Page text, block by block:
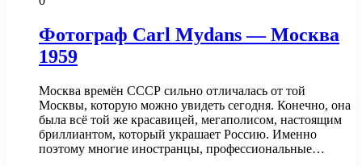
Фотограф Carl Mydans — Москва
1959
Москва времён СССР сильно отличалась от той
Москвы, которую можно увидеть сегодня. Конечно, она
была всё той же красавицей, мегаполисом, настоящим
бриллиантом, который украшает Россию. Именно
поэтому многие иностранцы, профессиональные…